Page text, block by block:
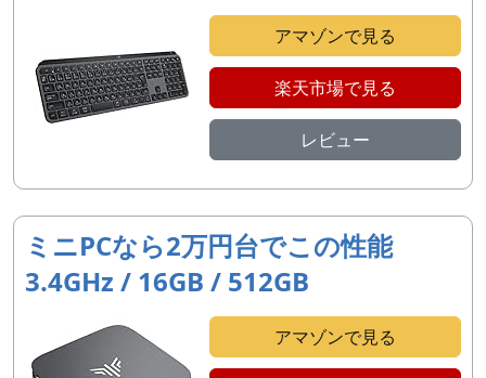
アマゾンで見る
楽天市場で見る
レビュー
ミニPCなら2万円台でこの性能
3.4GHz / 16GB / 512GB
アマゾンで見る